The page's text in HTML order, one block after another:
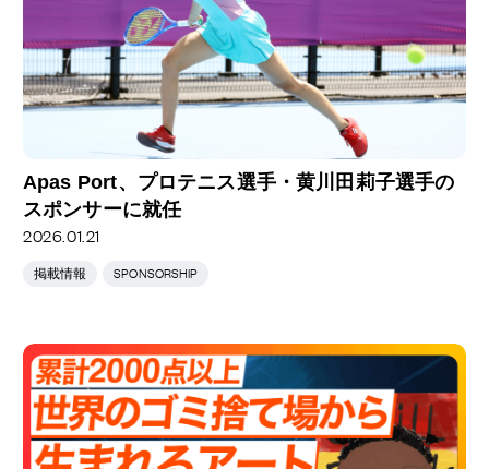
Apas Port、プロテニス選手・黄川田莉子選手の
スポンサーに就任
2026.01.21
掲載情報 SPONSORSHIP